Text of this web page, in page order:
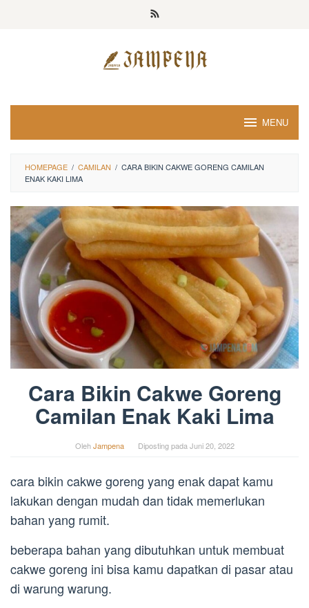
MENU
HOMEPAGE / CAMILAN / CARA BIKIN CAKWE GORENG CAMILAN
ENAK KAKI LIMA
Cara Bikin Cakwe Goreng
Camilan Enak Kaki Lima
OlehJampena Diposting pada Juni 20, 2022
cara bikin cakwe goreng yang enak dapat kamu
lakukan dengan mudah dan tidak memerlukan
bahan yang rumit.
beberapa bahan yang dibutuhkan untuk membuat
cakwe goreng ini bisa kamu dapatkan di pasar atau
di warung warung.